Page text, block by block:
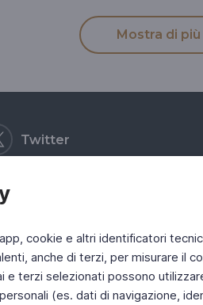
cookie e altri identificatori
anche di terzi, per misurare il
terzi selezionati possono
(es. dati di navigazione,
Mostra di più
Twitter